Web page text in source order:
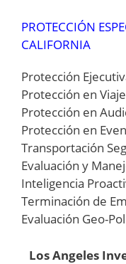
PROTECCIÓN
CALIFORNIA
Protección
Protección en
Protección en
Protección en
Transportación
Evaluación y
Inteligencia
Terminación de
Evaluación Geo-
Los Angeles